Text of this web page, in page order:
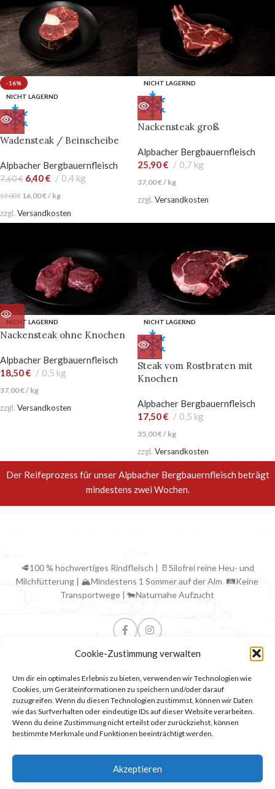
Cookie-Zustimmung verwalten
Um dir ein optimales Erlebnis zu bieten, verwenden wir Technologien wie
Cookies, um Geräteinformationen zu speichern und/oder darauf
zuzugreifen. Wenn du diesen Technologien zustimmst, können wir Daten
wie das Surfverhalten oder eindeutige IDs auf dieser Website verarbeiten.
Wenn du deine Zustimmung nicht erteilst oder zurückziehst, können
bestimmte Merkmale und Funktionen beeinträchtigt werden.
Akzeptieren
-16%
NICHT LAGERND
Wadensteak / Beinscheibe
Alpbacher Bergbauernfleisch
7,60€ 6,40€ 0,4 kg
19,00€ 16,00€/ kg
zzgl. Versandkosten
NICHT LAGERND
Nackensteak groß
Alpbacher Bergbauernfleisch
25,90€ 0,7 kg
37,00€/ kg
zzgl. Versandkosten
NICHT LAGERND
Nackensteak ohne Knochen
Alpbacher Bergbauernfleisch
18,50€ 0,5 kg
37,00€/ kg
zzgl. Versandkosten
NICHT LAGERND
Steak vom Rostbraten mit
Knochen
Alpbacher Bergbauernfleisch
17,50€ 0,5 kg
35,00€/ kg
zzgl. Versandkosten
Der Reifeprozess für unser Alpbacher Bergbauernfleisch beträgt
mindestens zwei Wochen.
🥩100 % hochwertiges Rindfleisch | 🥛Silofrei reine Heu- und
Milchfütterung | 🏔Mindestens 1 Sommer auf der Alm 🛤Keine
Transportwege | 🐄Naturnahe Aufzucht
NÜTZLICHE LINKS
ALPBACH INFOS
Ⓒ Alpbacher Bergbauernfleisch| 2025 CREATED BYCOMPUTERMOBIL.